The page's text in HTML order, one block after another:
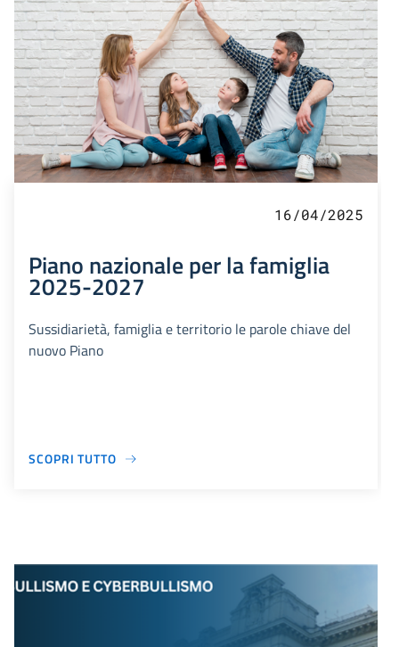
16/04/2025
Piano nazionale per la famiglia
2025-2027
Sussidiarietà, famiglia e territorio le parole chiave del
nuovo Piano
SCOPRI TUTTO